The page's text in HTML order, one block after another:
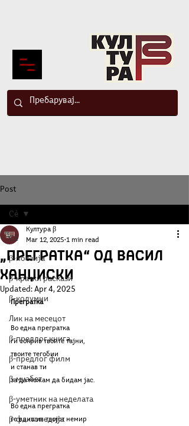
Post
Сè
β-поезија
β-кратки раскази
β-колумни
Лик на месецот
β-предлог книга
β-предлог филм
β-муабет
β-уметник на неделата
β-фактопедија
Сè
„Прегратка“ од Васил
Ханџиски
Култура β
Mar 12, 2025 1 min read
Updated: Apr 4, 2025
Прегратка
Во една прегратка
ги сокрив твоите тајни,
твоите тегобии
и станав ти
за да можам да бидам јас.
Во една прегратка
го вдишив твојот немир